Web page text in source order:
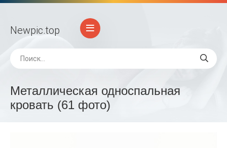
Newpic.top
Металлическая односпальная
кровать (61 фото)